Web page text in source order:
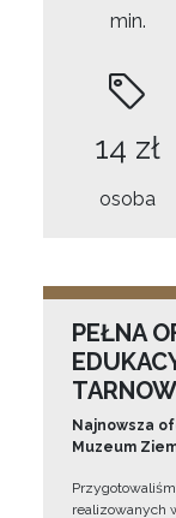
min.
14 zł
osoba
PEŁNA
Najnowsza
Muzeum
realizowanych